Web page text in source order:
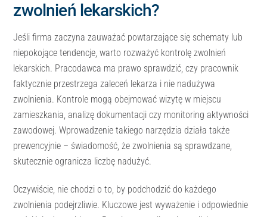
zwolnień lekarskich?
Jeśli firma zaczyna zauważać powtarzające się schematy lub
niepokojące tendencje, warto rozważyć kontrolę zwolnień
lekarskich. Pracodawca ma prawo sprawdzić, czy pracownik
faktycznie przestrzega zaleceń lekarza i nie nadużywa
zwolnienia. Kontrole mogą obejmować wizytę w miejscu
zamieszkania, analizę dokumentacji czy monitoring aktywności
zawodowej. Wprowadzenie takiego narzędzia działa także
prewencyjnie – świadomość, że zwolnienia są sprawdzane,
skutecznie ogranicza liczbę nadużyć.
Oczywiście, nie chodzi o to, by podchodzić do każdego
zwolnienia podejrzliwie. Kluczowe jest wyważenie i odpowiednie